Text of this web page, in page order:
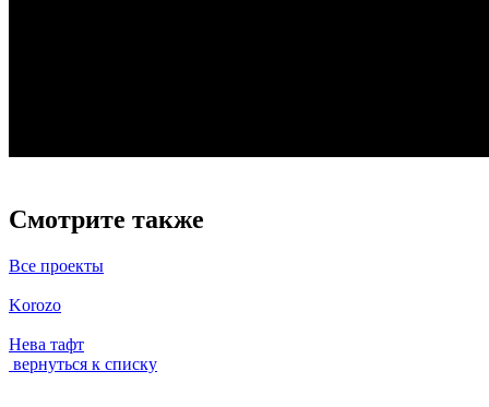
Смотрите также
Все проекты
Korozo
Нева тафт
вернуться к списку